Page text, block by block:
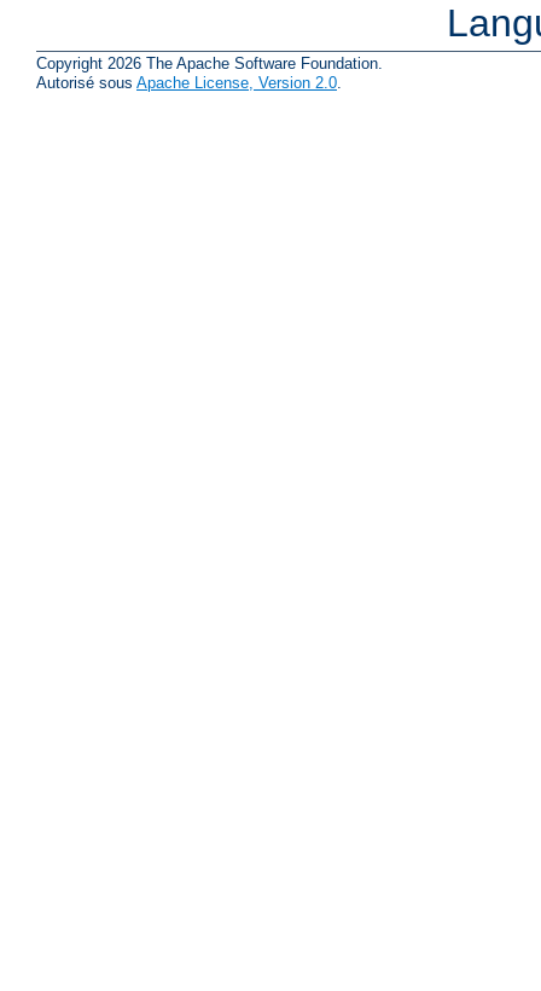
Copyright 2026 The Apache Software Foundation.
Autorisé sous Apache License, Version 2.0.